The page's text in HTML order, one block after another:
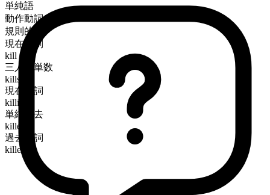
単純語
動作動詞
規則的
現在時制
kill
三人称単数
kills
現在分詞
killing
単純過去
killed
過去分詞
killed